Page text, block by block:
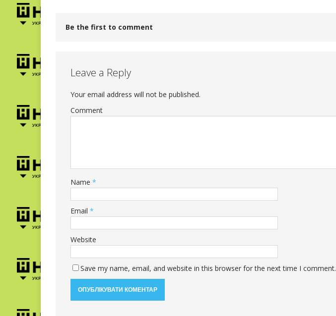
Be the first to comment
Leave a Reply
Your email address will not be published.
Comment
Name *
Email *
Website
Save my name, email, and website in this browser for the next time I comment.